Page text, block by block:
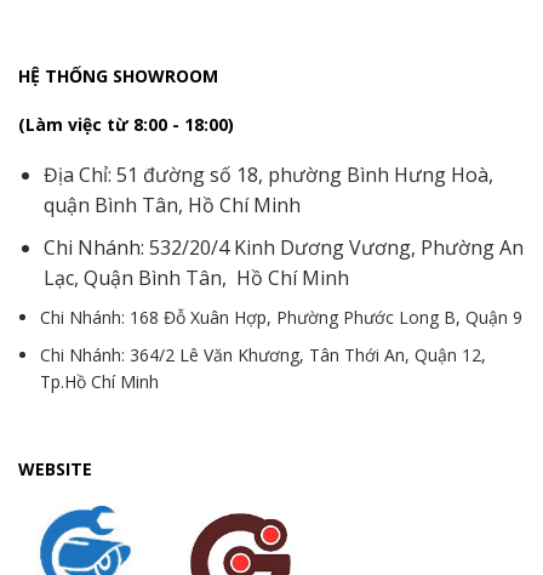
HỆ THỐNG SHOWROOM
(Làm việc từ 8:00 - 18:00)
Địa Chỉ: 51 đường số 18, phường Bình Hưng Hoà,
quận Bình Tân, Hồ Chí Minh
Chi Nhánh: 532/20/4 Kinh Dương Vương, Phường An
Lạc, Quận Bình Tân, Hồ Chí Minh
Chi Nhánh: 168 Đỗ Xuân Hợp, Phường Phước Long B, Quận 9
Chi Nhánh: 364/2 Lê Văn Khương, Tân Thới An, Quận 12,
Tp.Hồ Chí Minh
WEBSITE